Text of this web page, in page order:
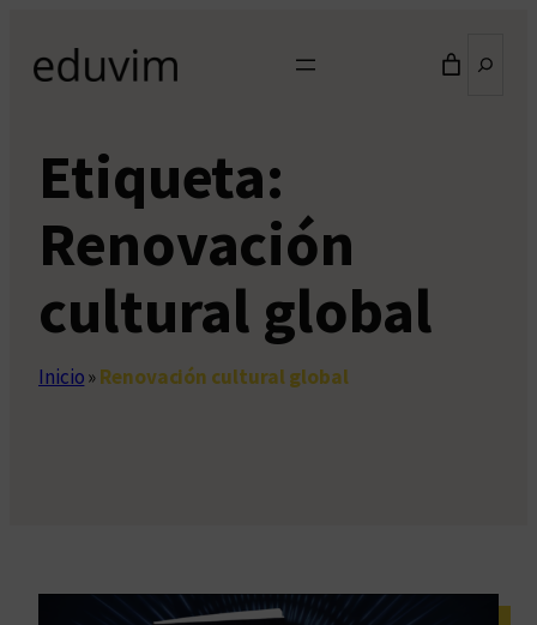
contenido
Etiqueta:
Renovación
cultural global
Inicio»Renovación cultural global